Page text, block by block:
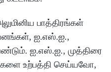
பாத்திரங்கள்
ஐ.எஸ்.ஐ.,
ஐ.எஸ்.ஐ., முத்திரை
உற்பத்தி செய்யவோ,